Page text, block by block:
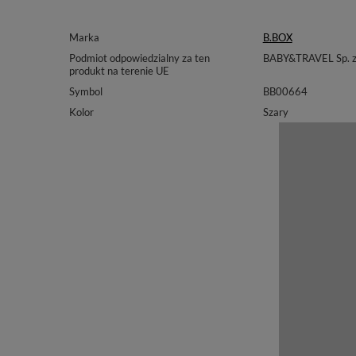
Marka
B.BOX
Podmiot odpowiedzialny za ten
produkt na terenie UE
BABY&TRAVEL Sp.
Symbol
BB00664
Kolor
Szary